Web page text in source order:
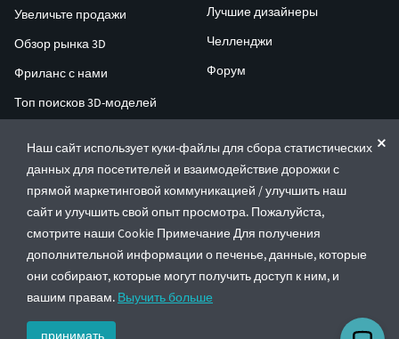
Наш сайт использует куки-файлы для сбора статистических
данных для посетителей и взаимодействие дорожки с
прямой маркетинговой коммуникацией / улучшить наш
сайт и улучшить свой опыт просмотра. Пожалуйста,
смотрите наши Cookie Примечание Для получения
дополнительной информации о печенье, данные, которые
они собирают, которые могут получить доступ к ним, и
вашим правам. Выучить больше
принимать
Увеличьте продажи
Обзор рынка 3D
Фриланс с нами
Топ поисков 3D-моделей
Лучшие дизайнеры
Челленджи
Форум
ENTERPRISE 3D AT SCALE
© CGTrader 2011-2026
UAB CGTrader, Antakalnio st. 17, Vilnius, Lithuania
Правила и условияПолитика конфиденциальности
🇷🇺 Русский